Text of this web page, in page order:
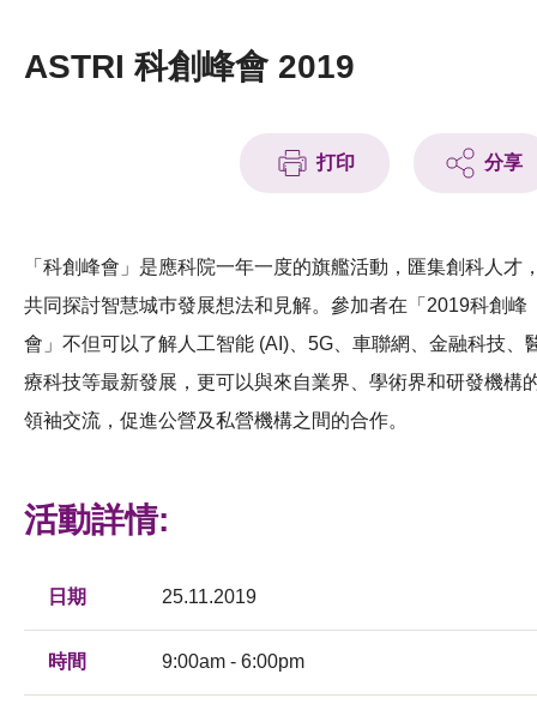
科技分享
會籍
ASTRI 科創峰會 2019
打印 分享
「科創峰會」是應科院一年一度的旗艦活動，匯集創科人才
共同探討智慧城巿發展想法和見解。參加者在「2019科創峰
會」不但可以了解人工智能 (AI)、5G、車聯網、金融科技、
療科技等最新發展，更可以與來自業界、學術界和研發機構
領袖交流，促進公營及私營機構之間的合作。
活動詳情:
日期 25.11.2019
時間 9:00am - 6:00pm